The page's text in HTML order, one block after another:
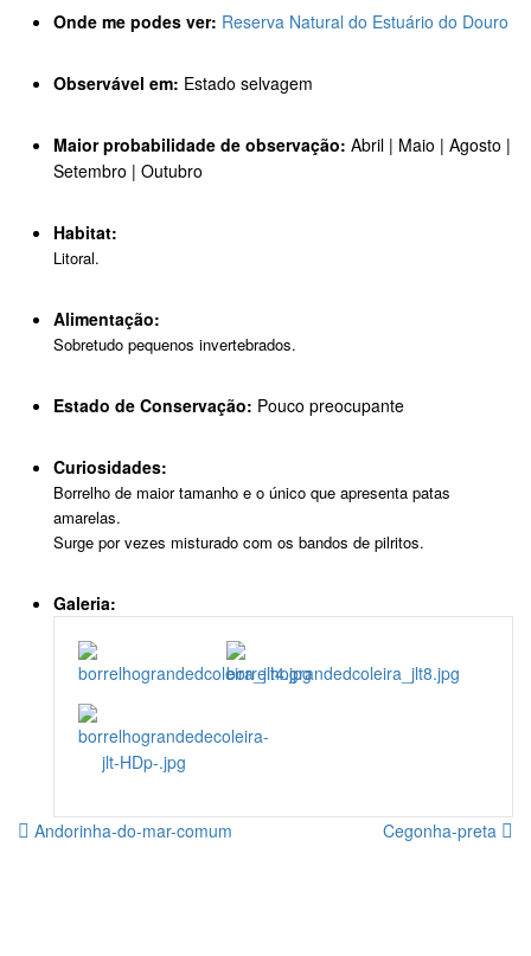
Onde me podes ver: Reserva Natural do Estuário do Douro
Observável em: Estado selvagem
Maior probabilidade de observação: Abril | Maio | Agosto |
Setembro | Outubro
Habitat:
Litoral.
Alimentação:
Sobretudo pequenos invertebrados.
Estado de Conservação: Pouco preocupante
Curiosidades:
Borrelho de maior tamanho e o único que apresenta patas
amarelas.
Surge por vezes misturado com os bandos de pilritos.
Galeria:
Andorinha-do-mar-comum Cegonha-preta